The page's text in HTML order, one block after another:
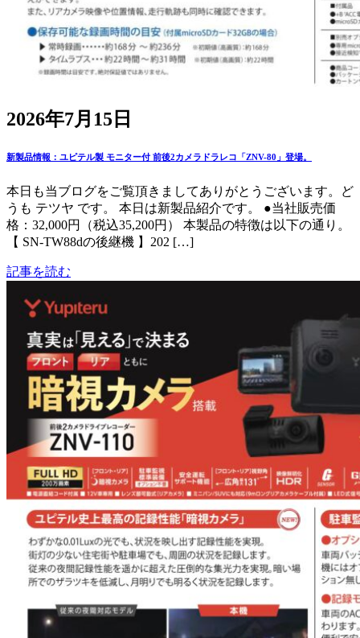
2026年7月15日
新製品情報：ユピテル製 モニター付 前後2カメラドラレコ「ZNV-80」登場。
本日も当ブログをご覧頂きましてありがとうございます。ど
うも テツヤ です。 本日は新製品紹介です。 ●当社販売価
格：32,000円（税込35,200円） 本製品の特徴は以下の通り。
【 SN-TW88dの後継機 】202 […]
記事を読む